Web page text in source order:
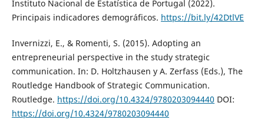
Instituto Nacional de Estatística de Portugal (2022).
Principais indicadores demográficos. https://bit.ly/42DtlVE
Invernizzi, E., & Romenti, S. (2015). Adopting an
entrepreneurial perspective in the study strategic
communication. In: D. Holtzhausen y A. Zerfass (Eds.), The
Routledge Handbook of Strategic Communication.
Routledge. https://doi.org/10.4324/9780203094440 DOI:
https://doi.org/10.4324/9780203094440